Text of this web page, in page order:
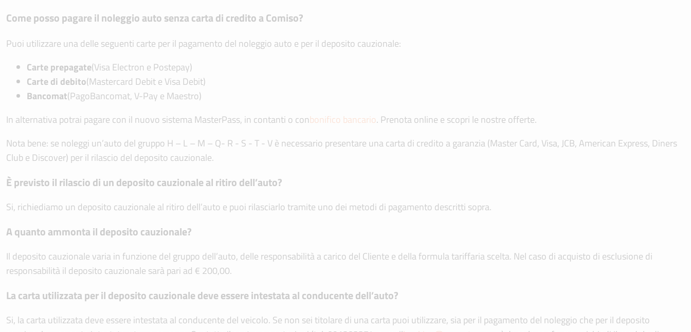
Come posso pagare il noleggio auto senza carta di credito a Comiso?
Puoi utilizzare una delle seguenti carte per il pagamento del noleggio auto e per il deposito cauzionale:
Carte prepagate(Visa Electron e Postepay)
Carte di debito(Mastercard Debit e Visa Debit)
Bancomat(PagoBancomat, V-Pay e Maestro)
In alternativa potrai pagare con il nuovo sistema MasterPass, in contanti o conbonifico bancario. Prenota online e scopri le nostre offerte.
Nota bene: se noleggi un’auto del gruppo H – L – M – Q- R - S - T - V è necessario presentare una carta di credito a garanzia (Master Card, Visa, JCB, American Express, Diners
Club e Discover) per il rilascio del deposito cauzionale.
È previsto il rilascio di un deposito cauzionale al ritiro dell’auto?
Si, richiediamo un deposito cauzionale al ritiro dell’auto e puoi rilasciarlo tramite uno dei metodi di pagamento descritti sopra.
A quanto ammonta il deposito cauzionale?
Il deposito cauzionale varia in funzione del gruppo dell’auto, delle responsabilità a carico del Cliente e della formula tariffaria scelta. Nel caso di acquisto di esclusione di
responsabilità il deposito cauzionale sarà pari ad € 200,00.
La carta utilizzata per il deposito cauzionale deve essere intestata al conducente dell’auto?
Si, la carta utilizzata deve essere intestata al conducente del veicolo. Se non sei titolare di una carta puoi utilizzare, sia per il pagamento del noleggio che per il deposito